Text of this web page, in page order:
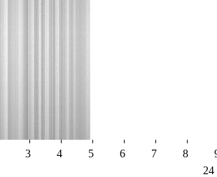
3 4 5 6 7 8
24